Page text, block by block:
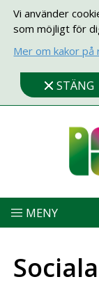
Vi använder
som möjligt för
Mer om kakor
STÄNG
MENY